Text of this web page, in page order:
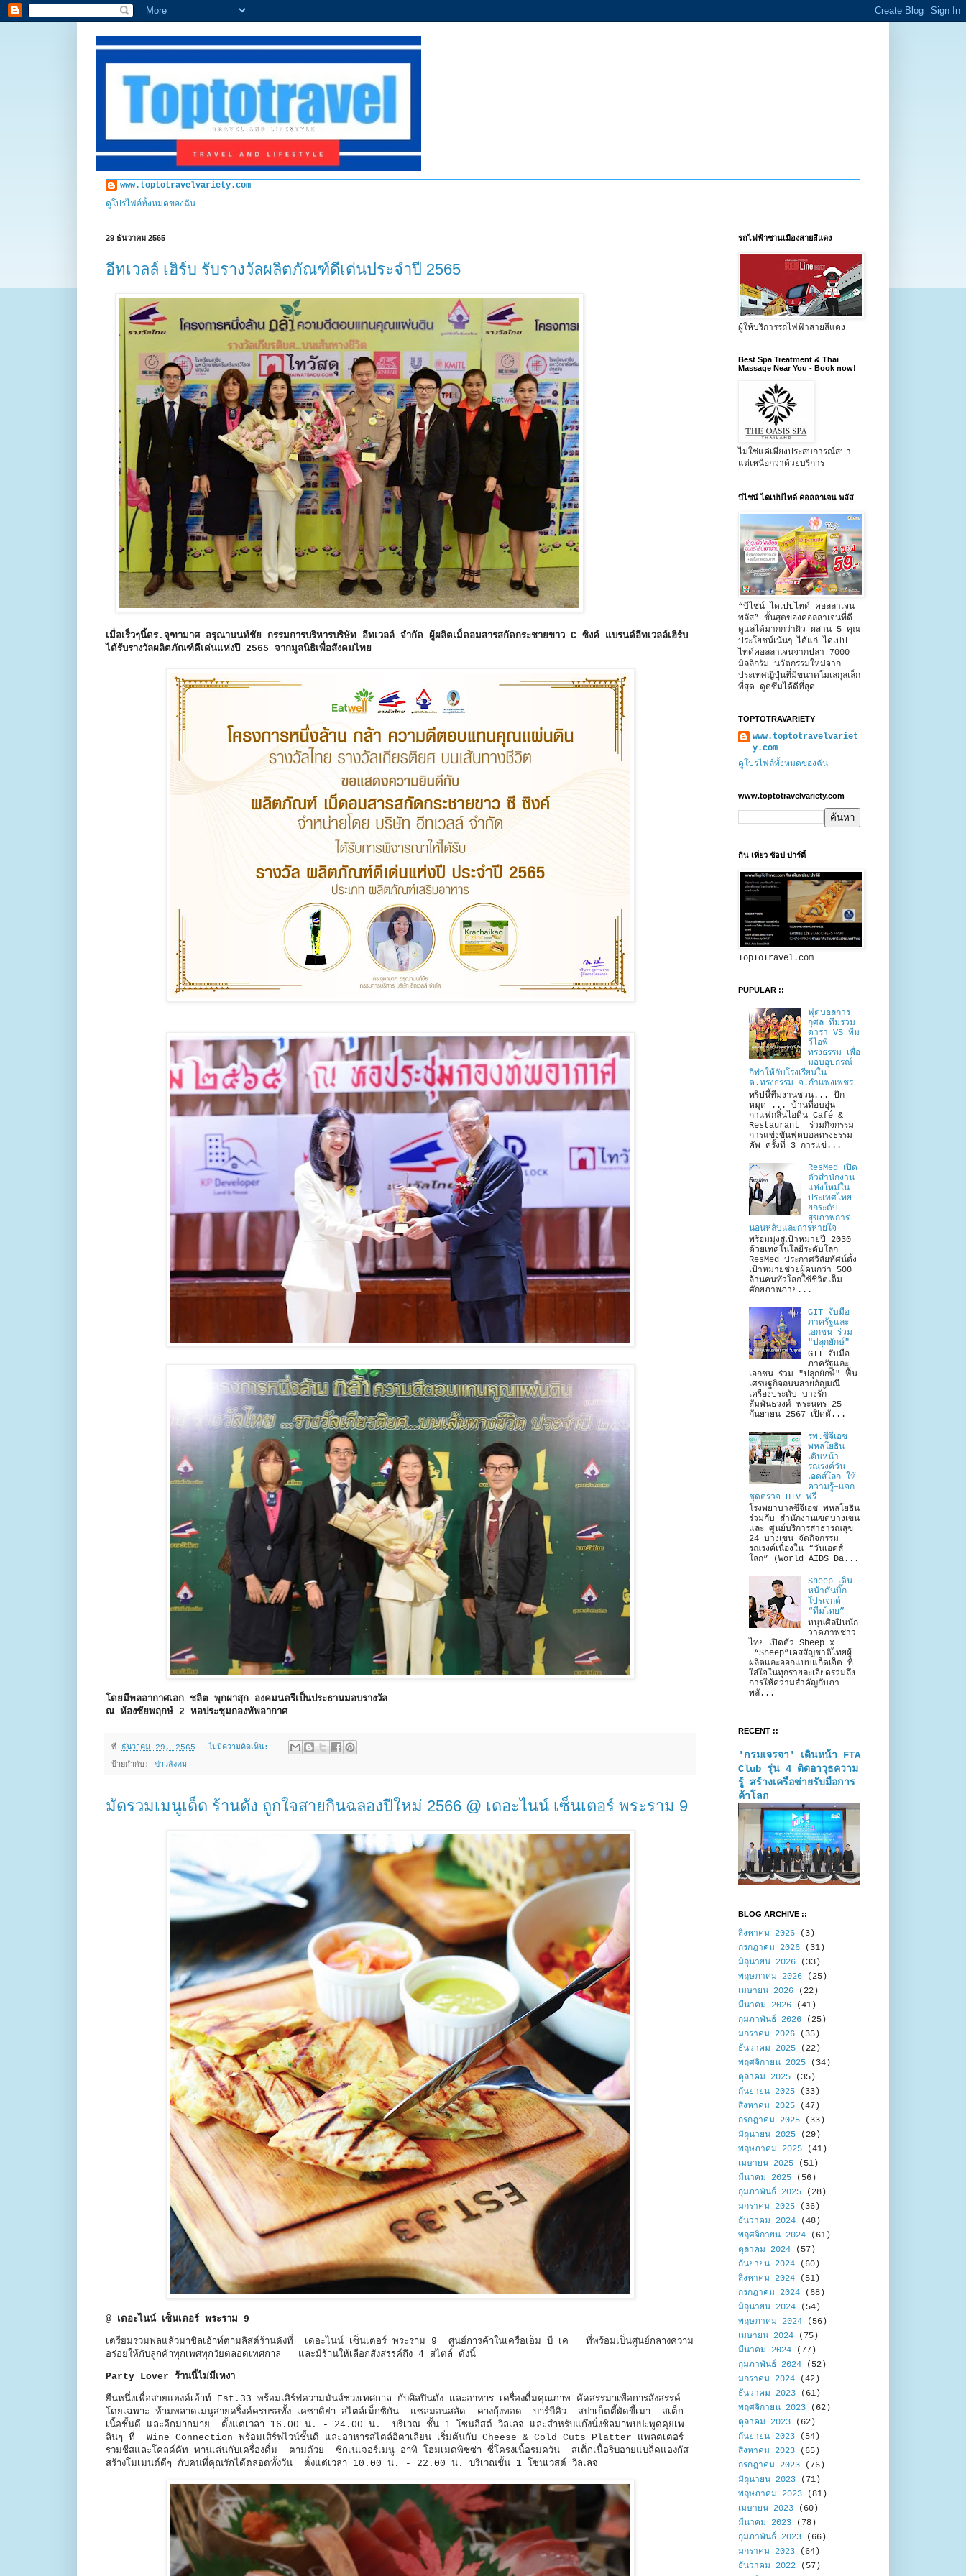
www.toptotravelvariety.com
ดูโปรไฟล์ทั้งหมดของฉัน
29 ธันวาคม 2565
อีทเวลล์ เฮิร์บ รับรางวัลผลิตภัณฑ์ดีเด่นประจำปี 2565
เมื่อเร็วๆนี้ดร.จุฑามาศ อรุณานนท์ชัย กรรมการบริหารบริษัท อีทเวลล์ จำกัด ผู้ผลิตเม็ดอมสารสกัดกระชายขาว C ซิงค์ แบรนด์อีทเวลล์เฮิร์บ
ได้รับรางวัลผลิตภัณฑ์ดีเด่นแห่งปี 2565 จากมูลนิธิเพื่อสังคมไทย
โดยมีพลอากาศเอก ชลิต พุกผาสุก องคมนตรีเป็นประธานมอบรางวัล
ณ ห้องชัยพฤกษ์ 2 หอประชุมกองทัพอากาศ
ที่ ธันวาคม 29, 2565
ไม่มีความคิดเห็น:
ป้ายกำกับ: ข่าวสังคม
มัดรวมเมนูเด็ด ร้านดัง ถูกใจสายกินฉลองปีใหม่ 2566 @ เดอะไนน์ เซ็นเตอร์ พระราม 9
@ เดอะไนน์ เซ็นเตอร์ พระราม 9
เตรียมรวมพลแล้วมาชิลเอ้าท์ตามลิสต์ร้านดังที่ เดอะไนน์ เซ็นเตอร์ พระราม 9 ศูนย์การค้าในเครือเอ็ม บี เค ที่พร้อมเป็นศูนย์กลางความ
อร่อยให้กับลูกค้าทุกเพศทุกวัยตลอดเทศกาล และมีร้านให้เลือกสังสรรค์ถึง 4 สไตล์ ดังนี้
Party Lover ร้านนี้ไม่มีเหงา
ยืนหนึ่งเพื่อสายแฮงค์เอ้าท์ Est.33 พร้อมเสิร์ฟความมันส์ช่วงเทศกาล กับศิลปินดัง และอาหาร เครื่องดื่มคุณภาพ คัดสรรมาเพื่อการสังสรรค์
โดยเฉพาะ ห้ามพลาดเมนูสายดริ้งค์ครบรสทั้ง เคซาดิย่า สไตล์เม็กซิกัน แซลมอนสลัด คางกุ้งทอด บาร์บีคิว สปาเก็ตตี้ผัดขี้เมา สเต็ก
เนื้อชั้นดี และอีกมากมาย ตั้งแต่เวลา 16.00 น. - 24.00 น. บริเวณ ชั้น 1 โซนอีสต์ วิลเลจ และสำหรับแก๊งนั่งชิลมาพบปะพูดคุยเพ
ลินๆ ที่ Wine Connection พร้อมเสิร์ฟไวน์ชั้นดี และอาหารสไตล์อิตาเลียน เริ่มต้นกับ Cheese & Cold Cuts Platter แพลตเตอร์
รวมชีสและโคลด์คัท ทานเล่นกับเครื่องดื่ม ตามด้วย ซิกเนเจอร์เมนู อาทิ โฮมเมดพิซซ่า ซี่โครงเนื้อรมควัน สเต็กเนื้อริบอายแบล็คแองกัส
สร้างโมเมนต์ดีๆ กับคนที่คุณรักได้ตลอดทั้งวัน ตั้งแต่เวลา 10.00 น. - 22.00 น. บริเวณชั้น 1 โซนเวสต์ วิลเลจ
รถไฟฟ้าชานเมืองสายสีแดง
ผู้ให้บริการรถไฟฟ้าสายสีแดง
Best Spa Treatment & Thai
Massage Near You - Book now!
ไม่ใช่แค่เพียงประสบการณ์สปา
แต่เหนือกว่าด้วยบริการ
บีไชน์ ไดเปปไทด์ คอลลาเจน พลัส
“บีไชน์ ไดเปปไทด์ คอลลาเจน
พลัส” ขั้นสุดของคอลลาเจนที่ดี
ดูแลได้มากกว่าผิว ผสาน 5 คุณ
ประโยชน์เน้นๆ ได้แก่ ไดเปป
ไทด์คอลลาเจนจากปลา 7000
มิลลิกรัม นวัตกรรมใหม่จาก
ประเทศญี่ปุ่นที่มีขนาดโมเลกุลเล็ก
ที่สุด ดูดซึมได้ดีที่สุด
TOPTOTRAVARIETY
www.toptotravelvariet
y.com
ดูโปรไฟล์ทั้งหมดของฉัน
www.toptotravelvariety.com
กิน เที่ยว ช้อป ปาร์ตี้
TopToTravel.com
PUPULAR ::
ฟุตบอลการ
กุศล ทีมรวม
ดารา VS ทีม
วีไอพี
ทรงธรรม เพื่อ
มอบอุปกรณ์
กีฬาให้กับโรงเรียนใน
ต.ทรงธรรม จ.กำแพงเพชร
ทริปนี้ทีมงานชวน... ปัก
หมุด ... บ้านที่อบอุ่น
กาแฟกลิ่นไอดิน Café &
Restaurant ร่วมกิจกรรม
การแข่งขันฟุตบอลทรงธรรม
คัพ ครั้งที่ 3 การแข่...
ResMed เปิด
ตัวสำนักงาน
แห่งใหม่ใน
ประเทศไทย
ยกระดับ
สุขภาพการ
นอนหลับและการหายใจ
พร้อมมุ่งสู่เป้าหมายปี 2030
ด้วยเทคโนโลยีระดับโลก
ResMed ประกาศวิสัยทัศน์ตั้ง
เป้าหมายช่วยผู้คนกว่า 500
ล้านคนทั่วโลกใช้ชีวิตเต็ม
ศักยภาพภาย...
GIT จับมือ
ภาครัฐและ
เอกชน ร่วม
"ปลุกยักษ์"
GIT จับมือ
ภาครัฐและ
เอกชน ร่วม "ปลุกยักษ์" ฟื้น
เศรษฐกิจถนนสายอัญมณี
เครื่องประดับ บางรัก
สัมพันธวงศ์ พระนคร 25
กันยายน 2567 เปิดตั...
รพ.ซีจีเอช
พหลโยธิน
เดินหน้า
รณรงค์วัน
เอดส์โลก ให้
ความรู้–แจก
ชุดตรวจ HIV ฟรี
โรงพยาบาลซีจีเอช พหลโยธิน
ร่วมกับ สำนักงานเขตบางเขน
และ ศูนย์บริการสาธารณสุข
24 บางเขน จัดกิจกรรม
รณรงค์เนื่องใน “วันเอดส์
โลก” (World AIDS Da...
Sheep เดิน
หน้าดันบิ๊ก
โปรเจกต์
“ทีมไทย”
หนุนศิลปินนัก
วาดภาพชาว
ไทย เปิดตัว Sheep x
“Sheep”เคสสัญชาติไทยผู้
ผลิตและออกแบบแก็ดเจ็ต ที่
ใส่ใจในทุกรายละเอียดรวมถึง
การให้ความสำคัญกับภา
พลั...
RECENT ::
'กรมเจรจา' เดินหน้า FTA
Club รุ่น 4 ติดอาวุธความ
รู้ สร้างเครือข่ายรับมือการ
ค้าโลก
BLOG ARCHIVE ::
สิงหาคม 2026 (3)
กรกฎาคม 2026 (31)
มิถุนายน 2026 (33)
พฤษภาคม 2026 (25)
เมษายน 2026 (22)
มีนาคม 2026 (41)
กุมภาพันธ์ 2026 (25)
มกราคม 2026 (35)
ธันวาคม 2025 (22)
พฤศจิกายน 2025 (34)
ตุลาคม 2025 (35)
กันยายน 2025 (33)
สิงหาคม 2025 (47)
กรกฎาคม 2025 (33)
มิถุนายน 2025 (29)
พฤษภาคม 2025 (41)
เมษายน 2025 (51)
มีนาคม 2025 (56)
กุมภาพันธ์ 2025 (28)
มกราคม 2025 (36)
ธันวาคม 2024 (48)
พฤศจิกายน 2024 (61)
ตุลาคม 2024 (57)
กันยายน 2024 (60)
สิงหาคม 2024 (51)
กรกฎาคม 2024 (68)
มิถุนายน 2024 (54)
พฤษภาคม 2024 (56)
เมษายน 2024 (75)
มีนาคม 2024 (77)
กุมภาพันธ์ 2024 (52)
มกราคม 2024 (42)
ธันวาคม 2023 (61)
พฤศจิกายน 2023 (62)
ตุลาคม 2023 (62)
กันยายน 2023 (54)
สิงหาคม 2023 (65)
กรกฎาคม 2023 (76)
มิถุนายน 2023 (71)
พฤษภาคม 2023 (81)
เมษายน 2023 (60)
มีนาคม 2023 (78)
กุมภาพันธ์ 2023 (66)
มกราคม 2023 (64)
ธันวาคม 2022 (57)